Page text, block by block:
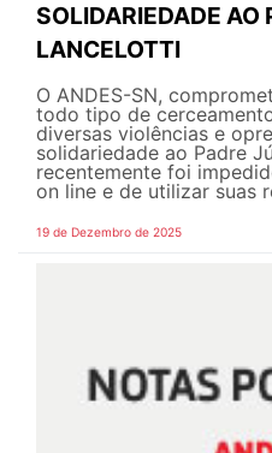
SOLIDARIEDADE AO
LANCELOTTI
O ANDES-SN,
todo tipo de
diversas violências e
solidariedade ao Padre
recentemente foi
on line e de utilizar suas
19 de Dezembro de 2025